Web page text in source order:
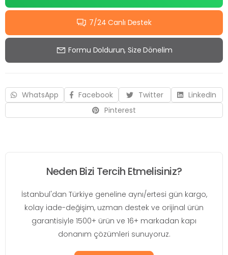
7/24 Canlı Destek
Formu Doldurun, Size Dönelim
WhatsApp Facebook Twitter
LinkedIn
Pinterest
Neden Bizi Tercih Etmelisiniz?
İstanbul'dan Türkiye geneline aynı/ertesi gün kargo,
kolay iade-değişim, uzman destek ve orijinal ürün
garantisiyle 1500+ ürün ve 16+ markadan kapı
donanım çözümleri sunuyoruz.